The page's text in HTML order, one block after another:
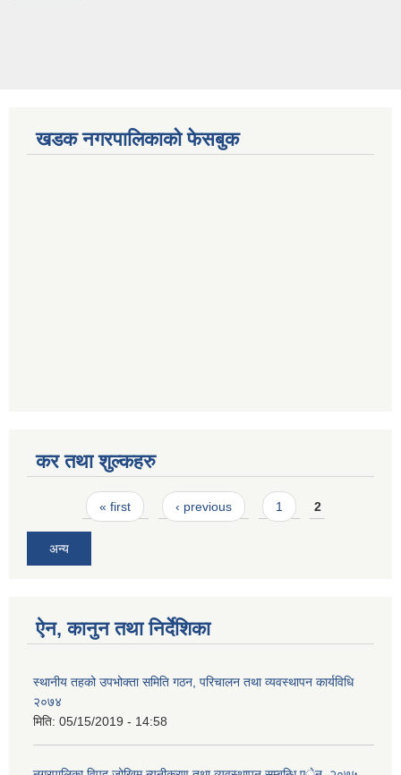
खडक नगरपालिकाको फेसबुक
कर तथा शुल्कहरु
Pages« first ‹ previous 1 2
अन्य
ऐन, कानुन तथा निर्देशिका
स्थानीय तहको उपभोक्ता समिति गठन, परिचालन तथा व्यवस्थापन कार्यविधि
२०७४
मिति: 05/15/2019 - 14:58